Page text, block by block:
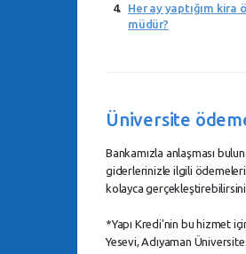
Her ay yaptığım
müdür?
Üniversite
Bankamızla anlaşması
giderlerinizle ilgili
kolayca
*Yapı Kredi'nin bu hizmet
Yesevi, Adıyaman